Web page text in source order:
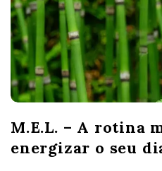
M.E.L. – A rotina
energizar o seu